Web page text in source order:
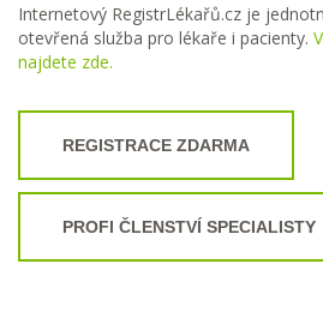
Internetový RegistrLékařů.cz je
otevřená služba pro lékaře i pacienty.
najdete zde.
REGISTRACE ZDARMA
PROFI ČLENSTVÍ SPECIALISTY